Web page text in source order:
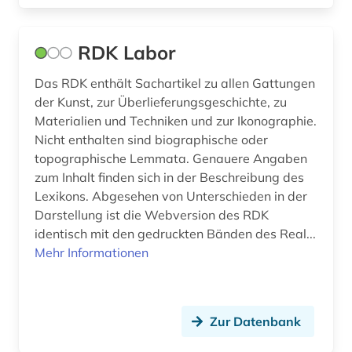
RDK Labor
Das RDK enthält Sachartikel zu allen Gattungen
der Kunst, zur Überlieferungsgeschichte, zu
Materialien und Techniken und zur Ikonographie.
Nicht enthalten sind biographische oder
topographische Lemmata. Genauere Angaben
zum Inhalt finden sich in der Beschreibung des
Lexikons. Abgesehen von Unterschieden in der
Darstellung ist die Webversion des RDK
identisch mit den gedruckten Bänden des Real...
Mehr Informationen
Zur Datenbank